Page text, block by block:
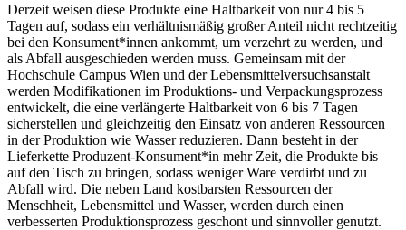
Derzeit weisen diese Produkte eine Haltbarkeit von nur 4 bis 5
Tagen auf, sodass ein verhältnismäßig großer Anteil nicht rechtzeitig
bei den Konsument*innen ankommt, um verzehrt zu werden, und
als Abfall ausgeschieden werden muss. Gemeinsam mit der
Hochschule Campus Wien und der Lebensmittelversuchsanstalt
werden Modifikationen im Produktions- und Verpackungsprozess
entwickelt, die eine verlängerte Haltbarkeit von 6 bis 7 Tagen
sicherstellen und gleichzeitig den Einsatz von anderen Ressourcen
in der Produktion wie Wasser reduzieren. Dann besteht in der
Lieferkette Produzent-Konsument*in mehr Zeit, die Produkte bis
auf den Tisch zu bringen, sodass weniger Ware verdirbt und zu
Abfall wird. Die neben Land kostbarsten Ressourcen der
Menschheit, Lebensmittel und Wasser, werden durch einen
verbesserten Produktionsprozess geschont und sinnvoller genutzt.